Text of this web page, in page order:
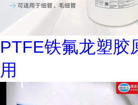
PTFE铁氟龙塑胶
用